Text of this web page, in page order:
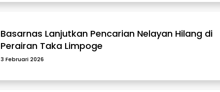
Basarnas Lanjutkan Pencarian Nelayan Hilang di
Perairan Taka Limpoge
3 Februari 2026